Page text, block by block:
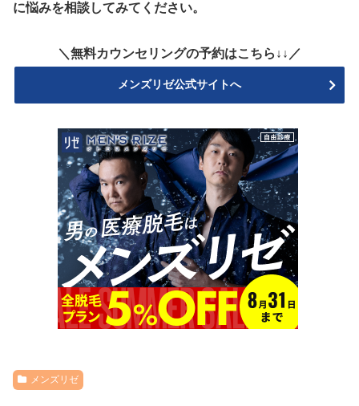
に悩みを相談してみてください。
＼無料カウンセリングの予約はこちら↓↓／
メンズリゼ公式サイトへ
メンズリゼ